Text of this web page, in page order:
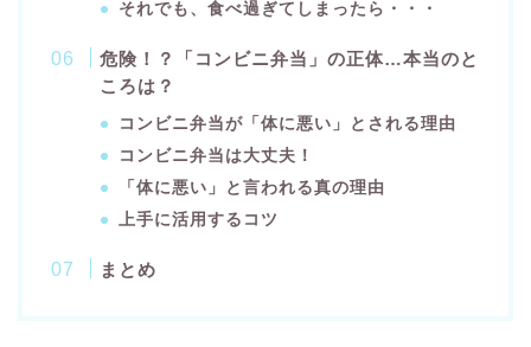
それでも、食べ過ぎてしまったら・・・
危険！？「コンビニ弁当」の正体…本当のと
ころは？
コンビニ弁当が「体に悪い」とされる理由
コンビニ弁当は大丈夫！
「体に悪い」と言われる真の理由
上手に活用するコツ
まとめ